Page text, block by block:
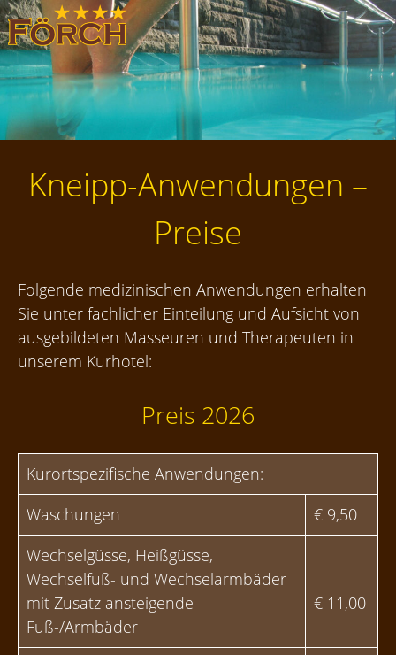
Skip
to
content
Kneipp-Anwendungen –
Preise
Folgende medizinischen Anwendungen erhalten
Sie unter fachlicher Einteilung und Aufsicht von
ausgebildeten Masseuren und Therapeuten in
unserem Kurhotel:
Preis 2026
Kurortspezifische Anwendungen:
Waschungen
€ 9,50
Wechselgüsse, Heißgüsse,
Wechselfuß- und Wechselarmbäder
mit Zusatz ansteigende
Fuß-/Armbäder
€ 11,00